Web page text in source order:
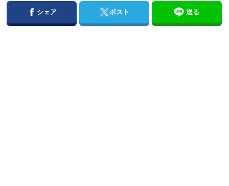
Facebook
シェア Twitterポスト 送る